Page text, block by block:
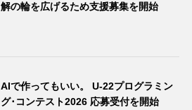
解の輪を広げるため支援募集を開始
AIで作ってもいい。 U-22プログラミン
グ･コンテスト2026 応募受付を開始